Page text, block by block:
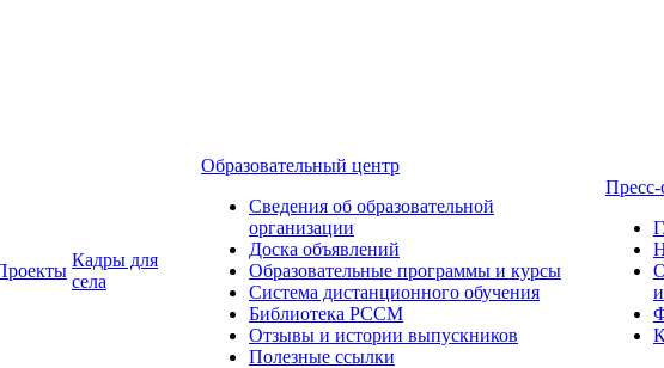
Кадры для
села
Образовательный центр
Сведения об образовательной
организации
Доска объявлений
Образовательные программы и курсы
Система дистанционного обучения
Библиотека РССМ
Отзывы и истории выпускников
Полезные ссылки
Пресс-